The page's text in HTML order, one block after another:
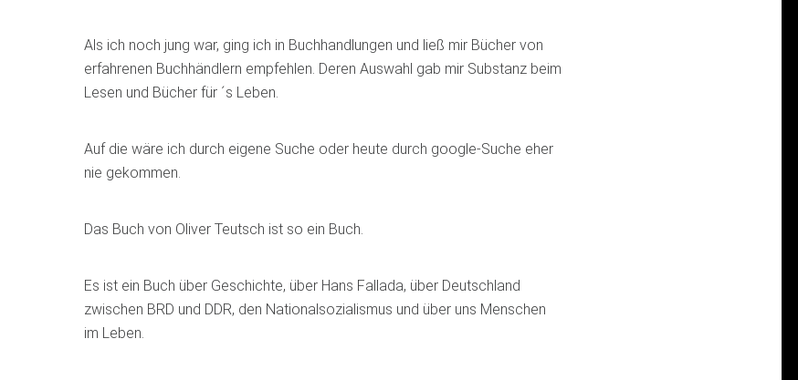
Als ich noch jung war, ging ich in Buchhandlungen und ließ mir Bücher von
erfahrenen Buchhändlern empfehlen. Deren Auswahl gab mir Substanz beim
Lesen und Bücher für ´s Leben.
Auf die wäre ich durch eigene Suche oder heute durch google-Suche eher
nie gekommen.
Das Buch von Oliver Teutsch ist so ein Buch.
Es ist ein Buch über Geschichte, über Hans Fallada, über Deutschland
zwischen BRD und DDR, den Nationalsozialismus und über uns Menschen
im Leben.